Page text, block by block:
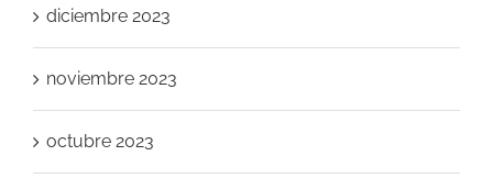
diciembre 2023
noviembre 2023
octubre 2023